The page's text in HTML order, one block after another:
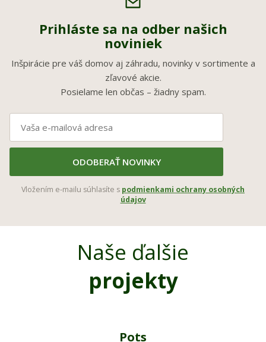
Prihláste sa na odber našich
noviniek
Inšpirácie pre váš domov aj záhradu, novinky v sortimente a
zľavové akcie.
Posielame len občas – žiadny spam.
ODOBERAŤ NOVINKY
Vložením e-mailu súhlasíte s podmienkami ochrany osobných
údajov
Naše ďalšie
projekty
Pots